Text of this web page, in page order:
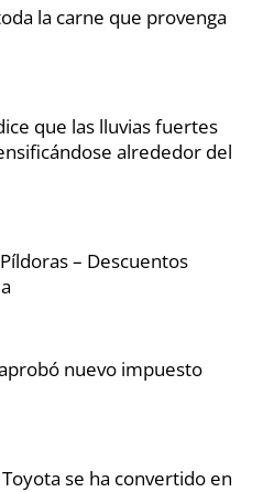
la carne que provenga
que las lluvias fuertes
alrededor del
– Descuentos
nuevo impuesto
Toyota se ha convertido en